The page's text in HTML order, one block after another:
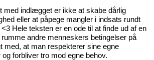
med indlægget er ikke at skabe dårlig
eller at påpege mangler i indsats rundt
Hele teksten er en ode til at finde ud af en
rumme andre menneskers betingelser på
med, at man respekterer sine egne
forbliver tro mod egne behov.